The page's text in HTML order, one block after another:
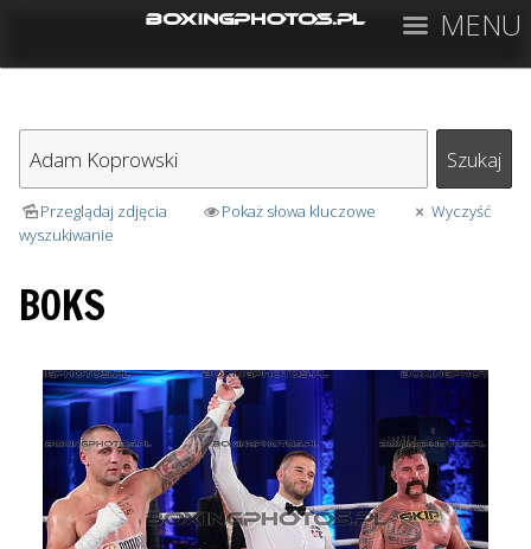
MENU
Przeglądaj zdjęcia Pokaż słowa kluczowe
Wyczyść
wyszukiwanie
BOKS